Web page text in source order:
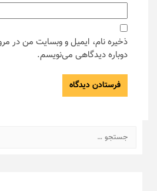
ذخیره نام، ایمیل و وبسایت من در
دوباره دیدگاهی می‌نویسم.
جستجو
برای: